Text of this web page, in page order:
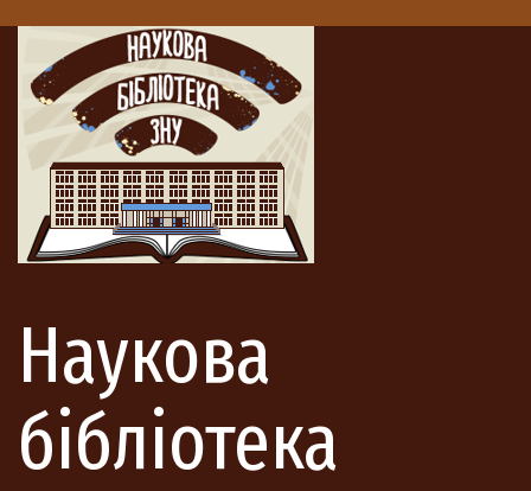
Наукова
бібліотека